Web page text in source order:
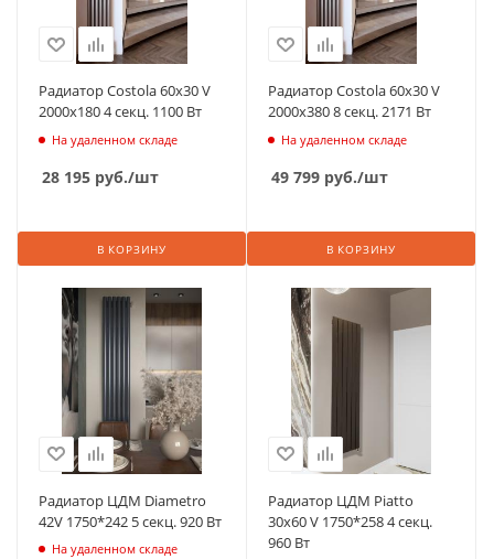
Радиатор Costola 60х30 V
2000х180 4 секц. 1100 Вт
На удаленном складе
28 195 руб./шт
В КОРЗИНУ
Радиатор Costola 60х30 V
2000х380 8 секц. 2171 Вт
На удаленном складе
49 799 руб./шт
В КОРЗИНУ
Радиатор ЦДМ Diametro
42V 1750*242 5 секц. 920 Вт
На удаленном складе
Радиатор ЦДМ Piatto
30х60 V 1750*258 4 секц.
960 Вт